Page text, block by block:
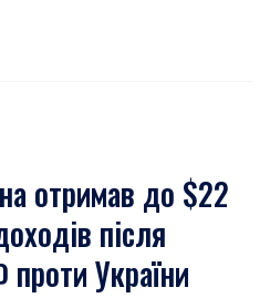
отримав до $22
після
України